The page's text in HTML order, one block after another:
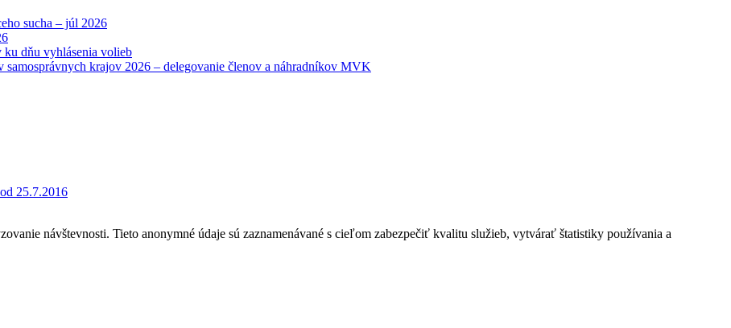
sucha – júl 2026
dňu vyhlásenia volieb
krajov 2026 – delegovanie členov a náhradníkov MVK
25.7.2016
návštevnosti. Tieto anonymné údaje sú zaznamenávané s cieľom zabezpečiť kvalitu služieb, vytvárať štatistiky používania a